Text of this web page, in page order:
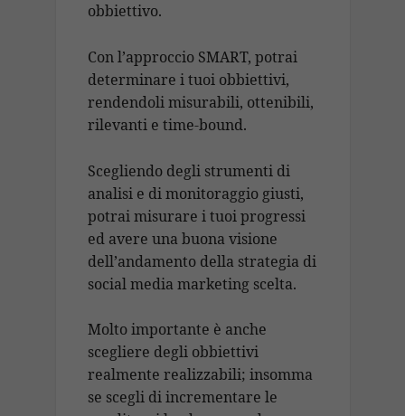
obbiettivo.
Con l’approccio SMART, potrai
determinare i tuoi obbiettivi,
rendendoli misurabili, ottenibili,
rilevanti e time-bound.
Scegliendo degli strumenti di
analisi e di monitoraggio giusti,
potrai misurare i tuoi progressi
ed avere una buona visione
dell’andamento della strategia di
social media marketing scelta.
Molto importante è anche
scegliere degli obbiettivi
realmente realizzabili; insomma
se scegli di incrementare le